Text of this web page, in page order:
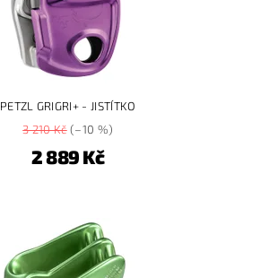
PETZL GRIGRI+ - JISTÍTKO
3 210 Kč(–10 %)
2 889 Kč